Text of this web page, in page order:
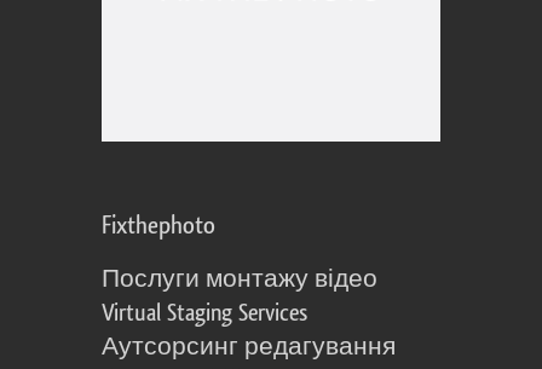
Fixthephoto
Послуги монтажу відео
Virtual Staging Services
Аутсорсинг редагування